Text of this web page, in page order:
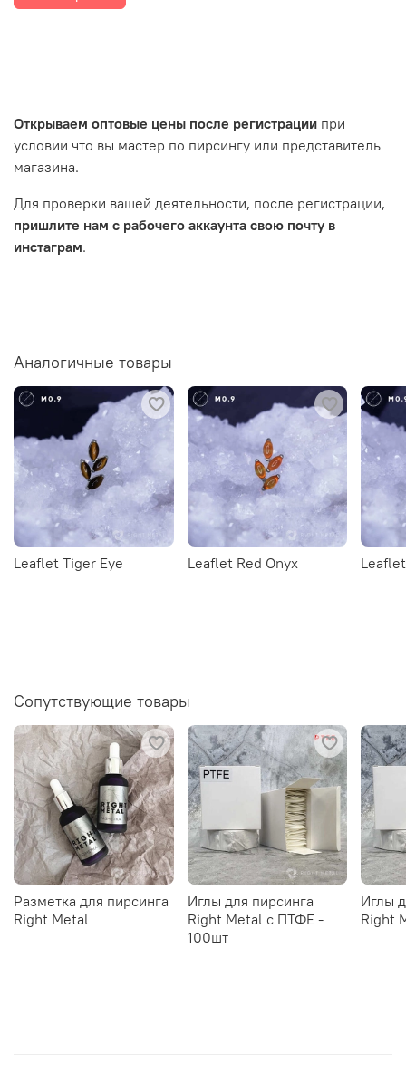
Открываем оптовые цены после регистрации при
условии что вы мастер по пирсингу или представитель
магазина.
Для проверки вашей деятельности, после регистрации,
пришлите нам с рабочего аккаунта свою почту в
инстаграм.
Аналогичные товары
Leaflet Tiger Eye Leaflet Red Onyx
Сопутствующие товары
Разметка для пирсинга
Right Metal
Иглы для пирсинга
Right Metal c ПТФЕ -
100шт
Иглы
Right